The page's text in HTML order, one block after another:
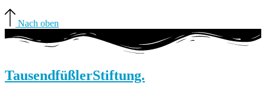
Nach oben
TausendfüßlerStiftung.